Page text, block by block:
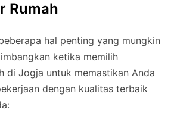
Rumah
hal penting yang mungkin
ketika memilih
di Jogja untuk memastikan Anda
dengan kualitas terbaik